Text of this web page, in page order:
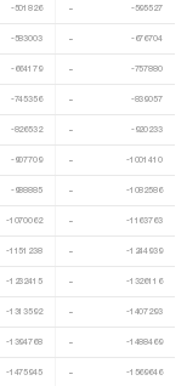
-501826 - -595527
-583003 - -676704
-664179 - -757880
-745356 - -839057
-826532 - -920233
-907709 - -1001410
-988885 - -1082586
-1070062 - -1163763
-1151238 - -1244939
-1232415 - -1326116
-1313592 - -1407293
-1394768 - -1488469
-1475945 - -1569646